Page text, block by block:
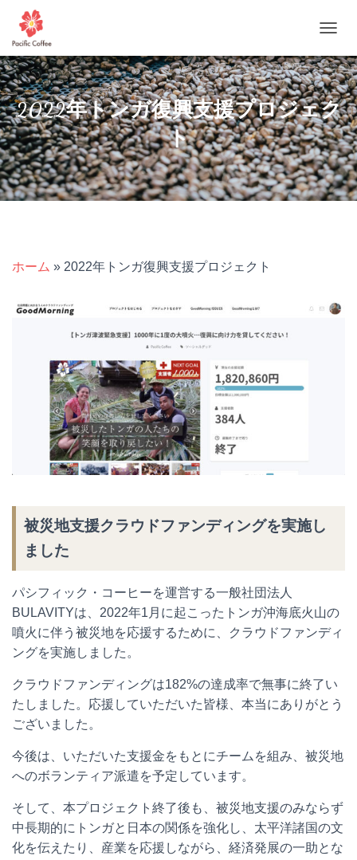
ビ
ゲ
ー
シ
ョ
ン
を
切
り
替
2022年トンガ復興支援プロジェク
ト
ホーム » 2022年トンガ復興支援プロジェクト
被災地支援クラウドファンディングを実施し
ました
パシフィック・コーヒーを運営する一般社団法人
BULAVITYは、2022年1月に起こったトンガ沖海底火山の
噴火に伴う被災地を応援するために、クラウドファンディ
ングを実施しました。
クラウドファンディングは182%の達成率で無事に終了い
たしました。応援していただいた皆様、本当にありがとう
ございました。
今後は、いただいた支援金をもとにチームを組み、被災地
へのボランティア派遣を予定しています。
そして、本プロジェクト終了後も、被災地支援のみならず
中長期的にトンガと日本の関係を強化し、太平洋諸国の文
化を伝えたり、産業を応援しながら、経済発展の一助とな